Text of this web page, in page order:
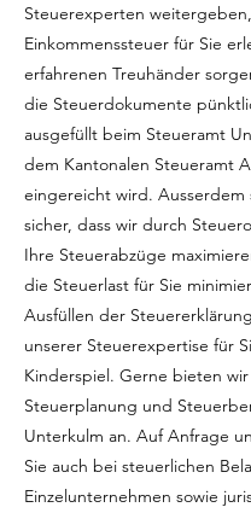
Steuerexperten
Einkommenssteuer für Sie
erfahrenen Treuhänder
die Steuerdokumente
ausgefüllt beim Steueramt
dem Kantonalen Steueramt
eingereicht wird. Ausserdem
sicher, dass wir durch
Ihre Steuerabzüge
die Steuerlast für Sie
Ausfüllen der
unserer Steuerexpertise für
Kinderspiel. Gerne bieten wir
Steuerplanung und
Unterkulm an. Auf Anfrage
Sie auch bei steuerlichen
Einzelunternehmen sowie